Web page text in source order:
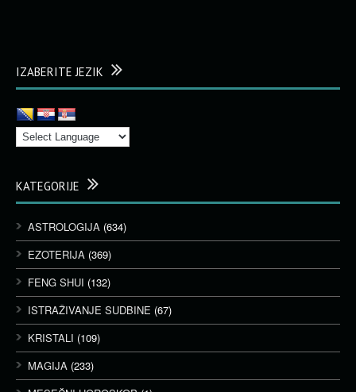
IZABERITE JEZIK
KATEGORIJE
ASTROLOGIJA (634)
EZOTERIJA (369)
FENG SHUI (132)
ISTRAŽIVANJE SUDBINE (67)
KRISTALI (109)
MAGIJA (233)